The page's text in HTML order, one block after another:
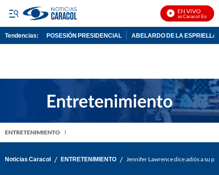
EN VIVO
Noticias Caracol En Vivo
Tendencias: POSESIÓN PRESIDENCIAL ABELARDO DE LA ESPRIELLA
ENTRETENIMIENTO
Noticias Caracol / ENTRETENIMIENTO / Jennifer Lawrence dice adiós a su